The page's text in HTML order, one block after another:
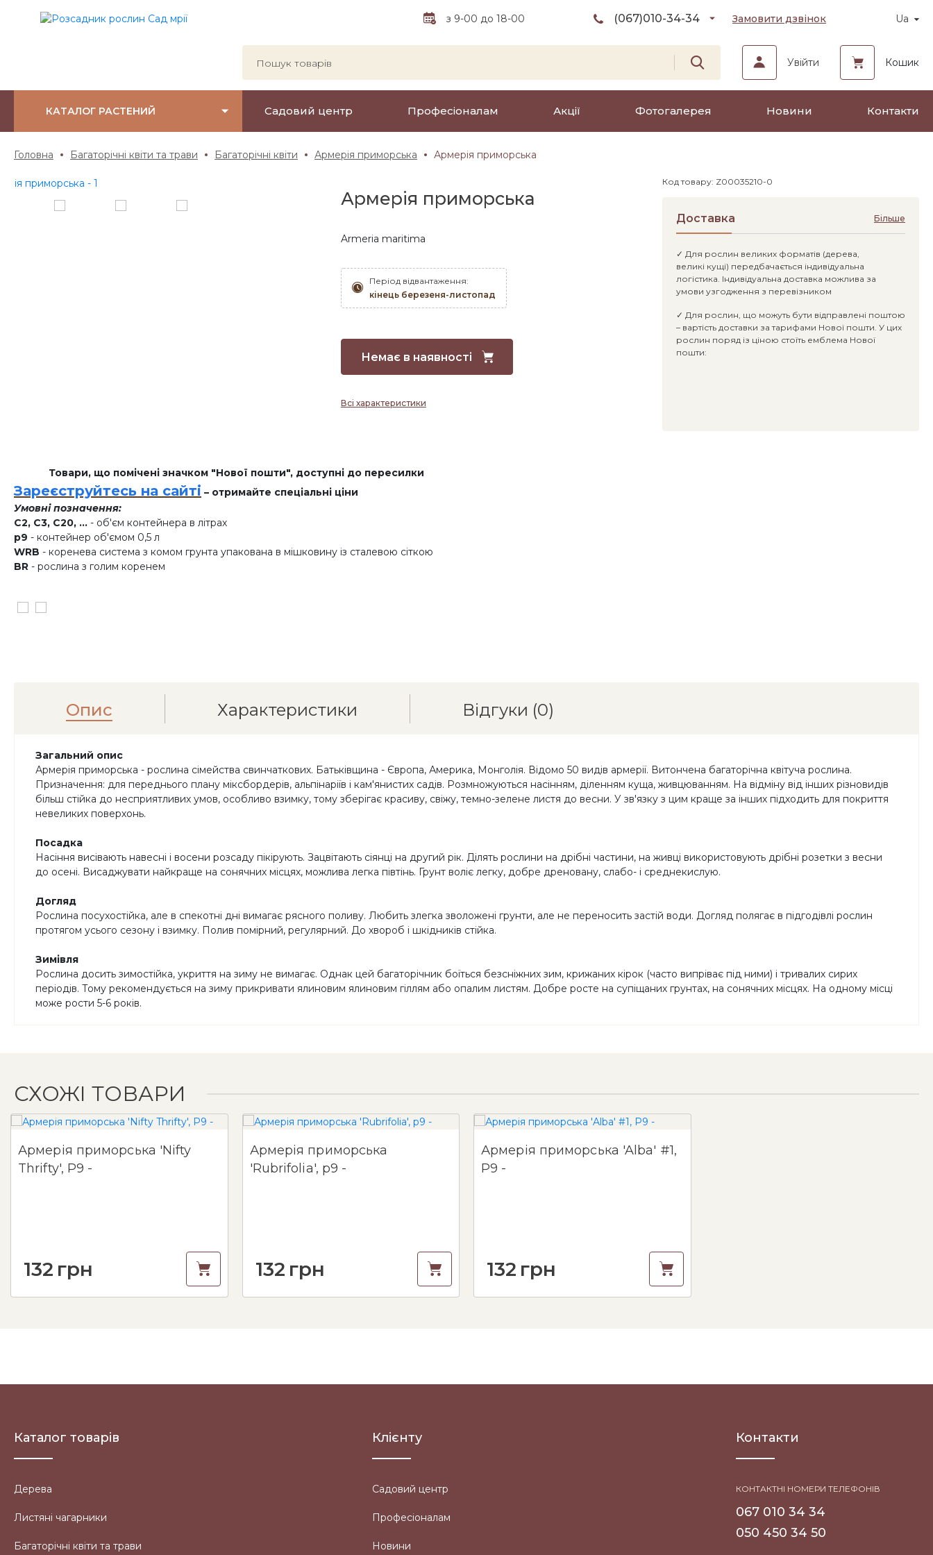
з 9-00 до 18-00 (067)010-34-34 Замовити дзвінок Ua
Увійти Кошик
КАТАЛОГ РАСТЕНИЙ Садовий центр Професіоналам Акції Фотогалерея Новини Контакти
Головна Багаторічні квіти та трави Багаторічні квіти Армерія приморська Армерія приморська
Армерія приморська
Armeria maritima
Період відвантаження:
кінець березеня-листопад
Немає в наявності
Всі характеристики
Код товару: Z00035210-0
Доставка Більше
✓ Для рослин великих форматів (дерева,
великі кущі) передбачається індивідуальна
логістика. Індивідуальна доставка можлива за
умови узгодження з перевізником
✓ Для рослин, що можуть бути відправлені поштою
– вартість доставки за тарифами Нової пошти. У цих
рослин поряд із ціною стоїть емблема Нової
пошти:
Товари, що помічені значком "Нової пошти", доступні до пересилки
Зареєструйтесь на сайті – отримайте спеціальні ціни
Умовні позначення:
C2, C3, C20, ... - об'єм контейнера в літрах
p9 - контейнер об'ємом 0,5 л
WRB - коренева система з комом грунта упакована в мішковину із сталевою сіткою
BR - рослина з голим коренем
Опис Характеристики Відгуки (0)
Загальний опис
Армерія приморська - рослина сімейства свинчаткових. Батьківщина - Європа, Америка, Монголія. Відомо 50 видів армерії. Витончена багаторічна квітуча рослина.
Призначення: для переднього плану міксбордерів, альпінаріїв і кам'янистих садів. Розмножуються насінням, діленням куща, живцюванням. На відміну від інших різновидів
більш стійка до несприятливих умов, особливо взимку, тому зберігає красиву, свіжу, темно-зелене листя до весни. У зв'язку з цим краще за інших підходить для покриття
невеликих поверхонь.
Посадка
Насіння висівають навесні і восени розсаду пікірують. Зацвітають сіянці на другий рік. Ділять рослини на дрібні частини, на живці використовують дрібні розетки з весни
до осені. Висаджувати найкраще на сонячних місцях, можлива легка півтінь. Грунт воліє легку, добре дреновану, слабо- і среднекислую.
Догляд
Рослина посухостійка, але в спекотні дні вимагає рясного поливу. Любить злегка зволожені грунти, але не переносить застій води. Догляд полягає в підгодівлі рослин
протягом усього сезону і взимку. Полив помірний, регулярний. До хвороб і шкідників стійка.
Зимівля
Рослина досить зимостійка, укриття на зиму не вимагає. Однак цей багаторічник боїться безсніжних зим, крижаних кірок (часто випріває під ними) і тривалих сирих
періодів. Тому рекомендується на зиму прикривати ялиновим ялиновим гіллям або опалим листям. Добре росте на супіщаних грунтах, на сонячних місцях. На одному місці
може рости 5-6 років.
СХОЖІ ТОВАРИ
Армерія приморська 'Nifty
Thrifty', Р9 -
132 грн
Армерія приморська
'Rubrifolia', p9 -
132 грн
Армерія приморська 'Alba' #1,
Р9 -
132 грн
Каталог товарів
Дерева
Листяні чагарники
Багаторічні квіти та трави
Клієнту
Садовий центр
Професіоналам
Новини
Контакти
КОНТАКТНІ НОМЕРИ ТЕЛЕФОНІВ
067 010 34 34
050 450 34 50